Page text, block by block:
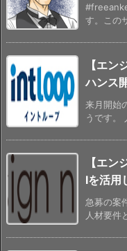
す。この
【エ
ハンス
来月開始
うです。
【エ
Iを活用
急募の案
人材要件